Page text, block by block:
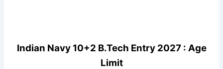
Indian Navy 10+2 B.Tech Entry 2027 : Age
Limit